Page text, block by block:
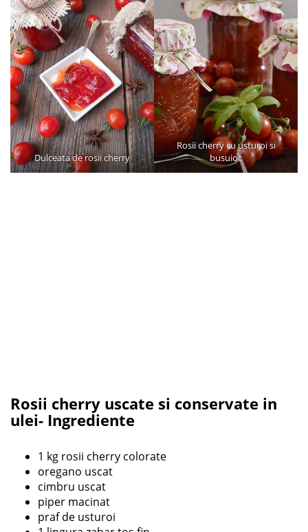
Dulceata de rosii cherry
Rosii cherry cu usturoi si
busuioc
Rosii cherry uscate si conservate in
ulei- Ingrediente
1 kg rosii cherry colorate
oregano uscat
cimbru uscat
piper macinat
praf de usturoi